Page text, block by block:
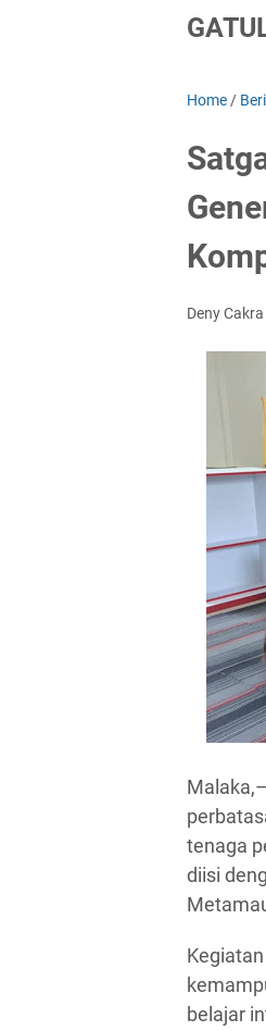
Home /
Deny Cakra
tenaga
diisi
belajar